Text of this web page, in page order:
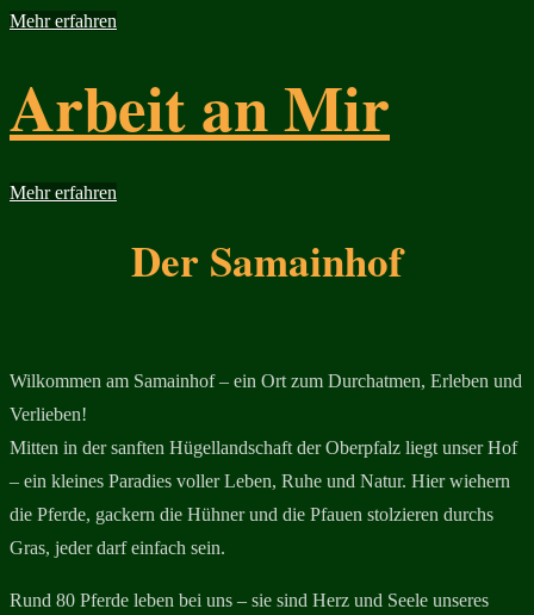
Mehr erfahren
Arbeit an Mir
Mehr erfahren
Der Samainhof
Wilkommen am Samainhof – ein Ort zum Durchatmen, Erleben und
Verlieben!
Mitten in der sanften Hügellandschaft der Oberpfalz liegt unser Hof
– ein kleines Paradies voller Leben, Ruhe und Natur. Hier wiehern
die Pferde, gackern die Hühner und die Pfauen stolzieren durchs
Gras, jeder darf einfach sein.
Rund 80 Pferde leben bei uns – sie sind Herz und Seele unseres